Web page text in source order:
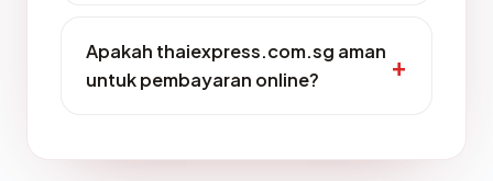
Apakah thaiexpress.com.sg aman
untuk pembayaran online?